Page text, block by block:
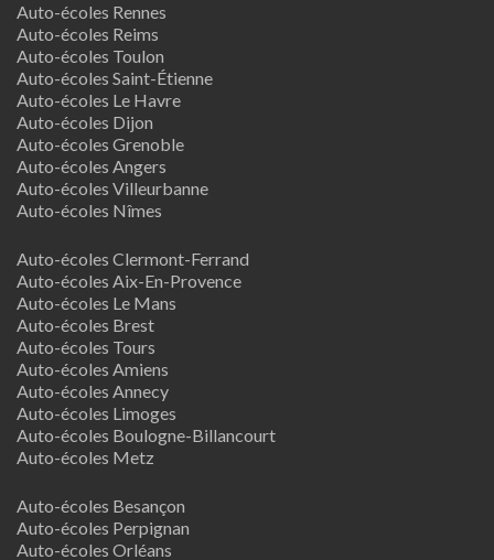
Auto-écoles Rennes
Auto-écoles Reims
Auto-écoles Toulon
Auto-écoles Saint-Étienne
Auto-écoles Le Havre
Auto-écoles Dijon
Auto-écoles Grenoble
Auto-écoles Angers
Auto-écoles Villeurbanne
Auto-écoles Nîmes
Auto-écoles Clermont-Ferrand
Auto-écoles Aix-En-Provence
Auto-écoles Le Mans
Auto-écoles Brest
Auto-écoles Tours
Auto-écoles Amiens
Auto-écoles Annecy
Auto-écoles Limoges
Auto-écoles Boulogne-Billancourt
Auto-écoles Metz
Auto-écoles Besançon
Auto-écoles Perpignan
Auto-écoles Orléans